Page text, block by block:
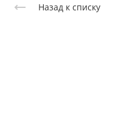
Назад к списку